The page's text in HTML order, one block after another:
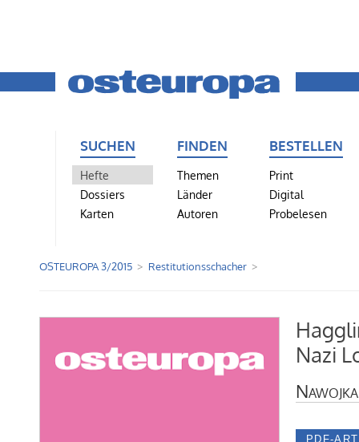
SUCHEN
Hefte
Dossiers
Karten
FINDEN
Themen
Länder
Autoren
BESTELLEN
Print
Digital
Probelesen
OSTEUROPA 3/2015 Restitutionsschacher
Nazi